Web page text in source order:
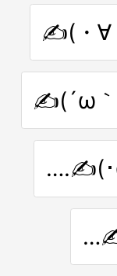
✍(・∀
✍(´ω
….✍(･